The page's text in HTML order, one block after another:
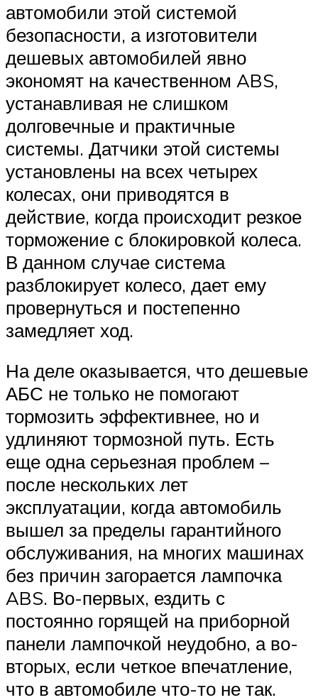
автомобили этой системой
безопасности, а изготовители
дешевых автомобилей явно
экономят на качественном ABS,
устанавливая не слишком
долговечные и практичные
системы. Датчики этой системы
установлены на всех четырех
колесах, они приводятся в
действие, когда происходит резкое
торможение с блокировкой колеса.
В данном случае система
разблокирует колесо, дает ему
провернуться и постепенно
замедляет ход.
На деле оказывается, что дешевые
АБС не только не помогают
тормозить эффективнее, но и
удлиняют тормозной путь. Есть
еще одна серьезная проблем –
после нескольких лет
эксплуатации, когда автомобиль
вышел за пределы гарантийного
обслуживания, на многих машинах
без причин загорается лампочка
ABS. Во-первых, ездить с
постоянно горящей на приборной
панели лампочкой неудобно, а во-
вторых, если четкое впечатление,
что в автомобиле что-то не так.